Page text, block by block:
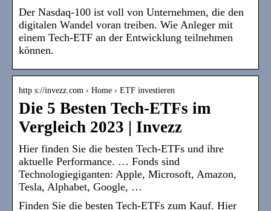
Der Nasdaq-100 ist voll von Unternehmen, die den
digitalen Wandel voran treiben. Wie Anleger mit
einem Tech-ETF an der Entwicklung teilnehmen
können.
http s://invezz.com › Home › ETF investieren
Die 5 Besten Tech-ETFs im
Vergleich 2023 | Invezz
Hier finden Sie die besten Tech-ETFs und ihre
aktuelle Performance. … Fonds sind
Technologiegiganten: Apple, Microsoft, Amazon,
Tesla, Alphabet, Google, …
Finden Sie die besten Tech-ETFs zum Kauf. Hier